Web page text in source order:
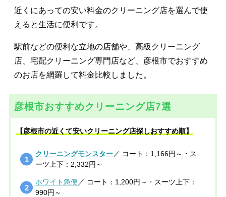
近くにあっての安い料金のクリーニング店を選んで使
えると生活に便利です。
駅前などの便利な立地の店舗や、高級クリーニング
店、宅配クリーニング専門店など、彦根市でおすすめ
のお店を網羅して料金比較しました。
彦根市おすすめクリーニング店7選
【彦根市の近くて安いクリーニング店探しおすすめ順】
クリーニングモンスター／ コート：1,166円～・ス
ーツ上下：2,332円～
ホワイト急便 ／ コート：1,200円～・スーツ上下：
990円～